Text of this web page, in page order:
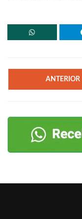
ANTERIOR